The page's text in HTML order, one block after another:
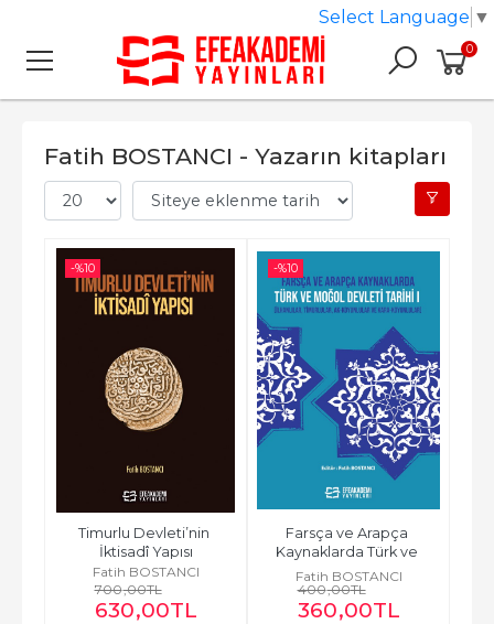
0
Fatih BOSTANCI - Yazarın kitapları
-%10
Timurlu Devleti’nin
İktisadî Yapısı
Fatih BOSTANCI
700,00TL
630,00TL
-%10
Farsça ve Arapça
Kaynaklarda Türk ve
Moğol Devleti Tarihi I
(İlhanlılar,...
Fatih BOSTANCI
400,00TL
360,00TL
Select Language ▼